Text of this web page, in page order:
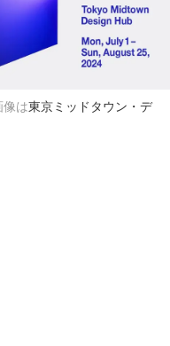
は東京ミッドタウン・デ